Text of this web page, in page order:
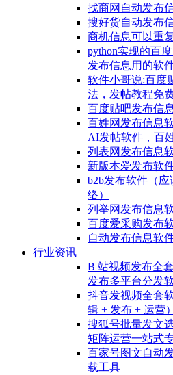
找商网自动发布
搜好货自动发布
商机信息可以重
python实现的百
发布信息用的软
软件小哥说:百度
法，发帖教程免
百度贴吧发布信
百姓网发布信息
AI发帖软件，百
列表网发布信息
新版本爱发布软
b2b发布软件（
络）
列举网发布信息
百度爱采购发布
自动发布信息软
行业资讯
B 站视频发布全
发布多平台分发
抖音发视频全套
辑 + 发布 + 运营）
搜狐号批量发文
矩阵运营一站式
百家号图文自动
载工具